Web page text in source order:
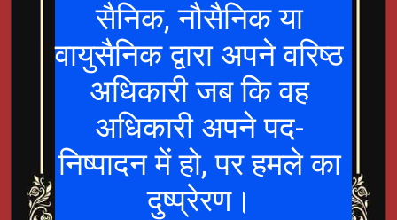
सैनिक, नौसैनिक या
वायुसैनिक द्वारा अपने वरिष्ठ
अधिकारी जब कि वह
अधिकारी अपने पद-
निष्पादन में हो, पर हमले का
दुष्प्रेरण।